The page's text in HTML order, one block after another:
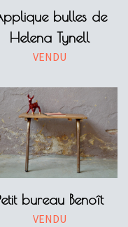
bulles de
Helena Tynell
VENDU
bureau Benoît
VENDU